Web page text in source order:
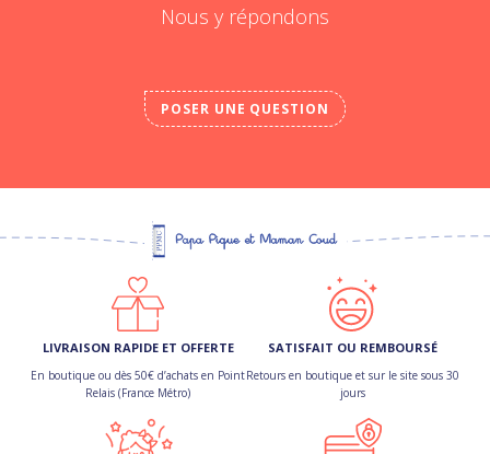
Nous y répondons
POSER UNE QUESTION
LIVRAISON RAPIDE ET OFFERTE
En boutique ou dès 50€ d’achats en Point
Relais (France Métro)
SATISFAIT OU REMBOURSÉ
Retours en boutique et sur le site sous 30
jours